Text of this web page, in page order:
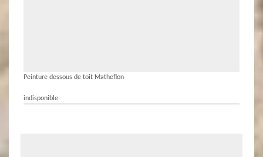
Peinture dessous de toit Matheflon
indisponible